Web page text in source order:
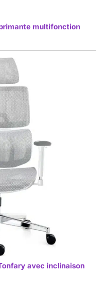
multifonction
avec inclinaison